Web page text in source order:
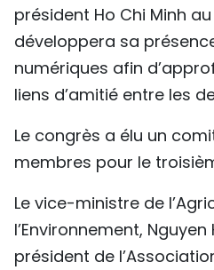
président Ho Chi Minh
développera sa
numériques afin
liens d’amitié entre les
Le congrès a élu un
membres pour le
Le vice-ministre de
l’Environnement,
président de